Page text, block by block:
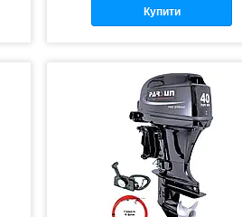
Купити